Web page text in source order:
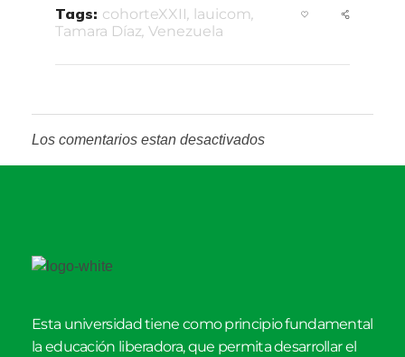
Tags: cohorteXXII lauicom
Tamara Díaz ,Venezuela
Los comentarios estan desactivados
Esta universidad tiene como principio fundamental
la educación liberadora, que permita desarrollar el